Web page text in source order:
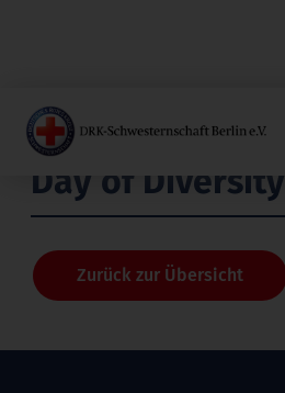
Day of Diversity
Zurück zur Übersicht